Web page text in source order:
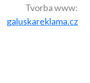
Tvorba www:
galuskareklama.cz